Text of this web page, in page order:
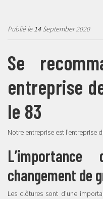
Publié le14September 2020
Se
entreprise
le 83
Notre entreprise est l’entreprise
changement de
Les clôtures sont d'une